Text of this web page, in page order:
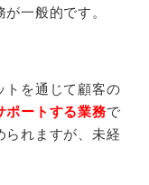
一般的です。
トを通じて顧客の
ポートする業務で
られますが、未経